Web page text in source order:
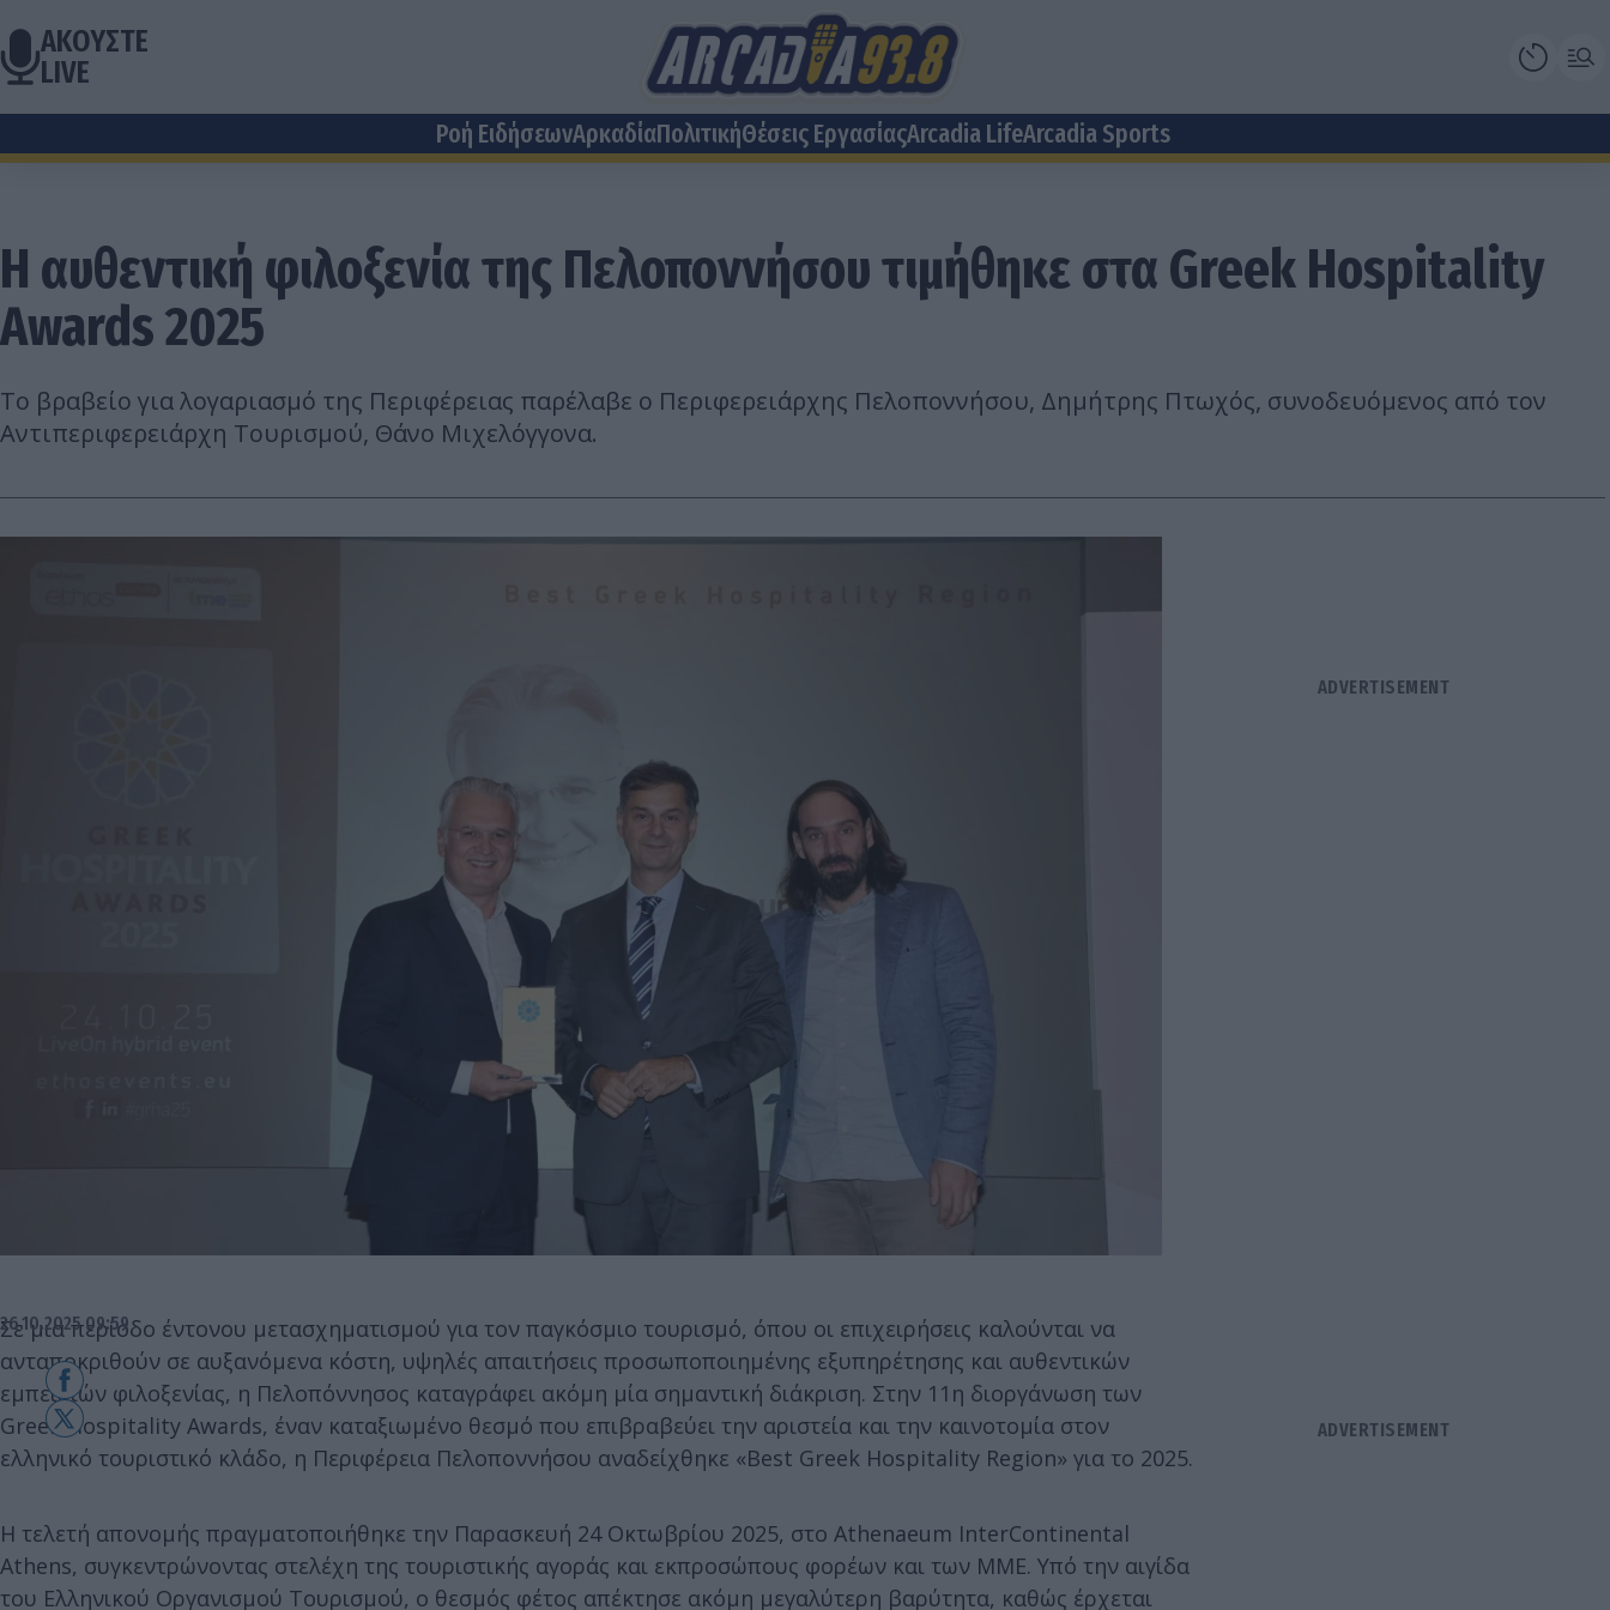
ΑΚΟΥΣΤΕ
LIVE
Ροή ΕιδήσεωνΑρκαδίαΠολιτικήΘέσεις EργασίαςArcadia LifeArcadia Sports
Η αυθεντική φιλοξενία της Πελοποννήσου τιμήθηκε στα Greek Hospitality
Awards 2025
Το βραβείο για λογαριασμό της Περιφέρειας παρέλαβε ο Περιφερειάρχης Πελοποννήσου, Δημήτρης Πτωχός, συνοδευόμενος από τον
Αντιπεριφερειάρχη Τουρισμού, Θάνο Μιχελόγγονα.
26.10.2025 09:59
Σε μια περίοδο έντονου μετασχηματισμού για τον παγκόσμιο τουρισμό, όπου οι επιχειρήσεις καλούνται να
ανταποκριθούν σε αυξανόμενα κόστη, υψηλές απαιτήσεις προσωποποιημένης εξυπηρέτησης και αυθεντικών
εμπειριών φιλοξενίας, η Πελοπόννησος καταγράφει ακόμη μία σημαντική διάκριση. Στην 11η διοργάνωση των
Greek Hospitality Awards, έναν καταξιωμένο θεσμό που επιβραβεύει την αριστεία και την καινοτομία στον
ελληνικό τουριστικό κλάδο, η Περιφέρεια Πελοποννήσου αναδείχθηκε «Best Greek Hospitality Region» για το 2025.
Η τελετή απονομής πραγματοποιήθηκε την Παρασκευή 24 Οκτωβρίου 2025, στο Athenaeum InterContinental
Athens, συγκεντρώνοντας στελέχη της τουριστικής αγοράς και εκπροσώπους φορέων και των ΜΜΕ. Υπό την αιγίδα
του Ελληνικού Οργανισμού Τουρισμού, ο θεσμός φέτος απέκτησε ακόμη μεγαλύτερη βαρύτητα, καθώς έρχεται